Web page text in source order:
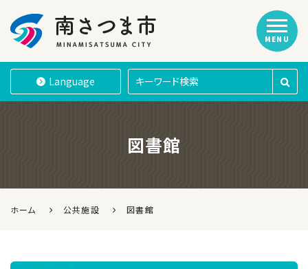
南さつま市
Language
MENU
図書館
ホーム 公共施設 図書館